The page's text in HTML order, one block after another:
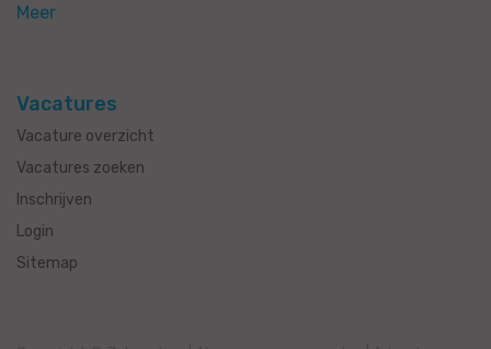
Meer
Vacatures
Vacature overzicht
Vacatures zoeken
Inschrijven
Login
Sitemap